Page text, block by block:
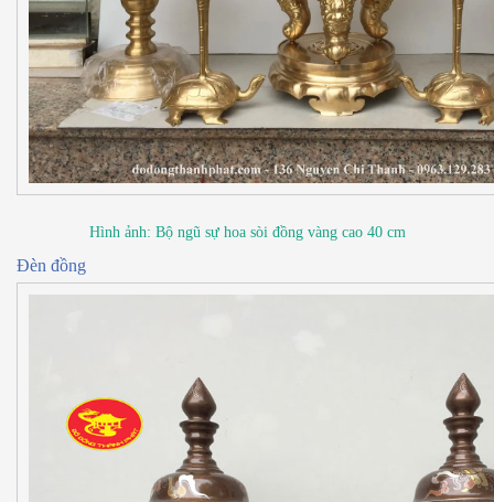
Hình ảnh: Bộ ngũ sự hoa sòi đồng vàng cao 40 cm
Đèn đồng